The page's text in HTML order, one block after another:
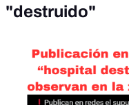
"destruido"